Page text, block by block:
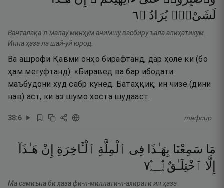
لَشَىْءٌۭ يُرَادُ ۝٦
Ванталақа-л-малау минҳум анимшу васбиру ъала алиҳатикум.
Инна ҳаза ла шай-уй юрод.
Ва ашрофи Қавми онҳо бирафтанд, дар ҳоле ки (бо
ҳам мегуфтанд): «Биравед ва бар ибодати
маъбудони худ сабр кунед. Батаҳқиқ, ин чизе (дини
нав) аст, ки аз шумо хоста шудааст.
38:6 тафсир
مَا سَمِعْنَا بِهَـٰذَا فِى ٱلْمِلَّةِ ٱلْـَٔاخِرَةِ إِنْ هَـٰذَآ
إِلَّا ٱخْتِلَـٰقٌ ۝٧
Ма самиъна би ҳаза фи-л-миллати-л-ахирати ин ҳаза